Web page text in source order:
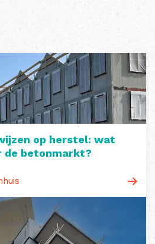
op herstel: wat
de betonmarkt?